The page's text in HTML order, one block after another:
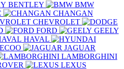
BENTLEY
BMW
CHANGAN
CHEVROLET
FORD
GEELY
HAVAL
JAGUAR
LAMBORGHINI
LEXUS